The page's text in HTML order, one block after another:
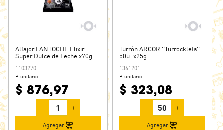
BLUPER
BON O BON
BONAFIDE
BUBBALOO
BUBBLE ROLL
BUFFYS
BULL DOG
Alfajor FANTOCHE Elixir
Super Dulce de Leche x70g.
1103270
P. unitario
$ 876,97
- +
Agregar
Turrón ARCOR ''Turrocklets''
50u. x25g.
1361201
P. unitario
$ 323,08
- +
Agregar